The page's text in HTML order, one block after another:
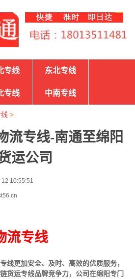
专线 东北专线
专线 中南专线
>
流专线-南通至绵阳
运公司
10:55:51
流专线
线更加安全、及时、高效的优质服务，
货运专线品牌竞争力，公司在绵阳专门